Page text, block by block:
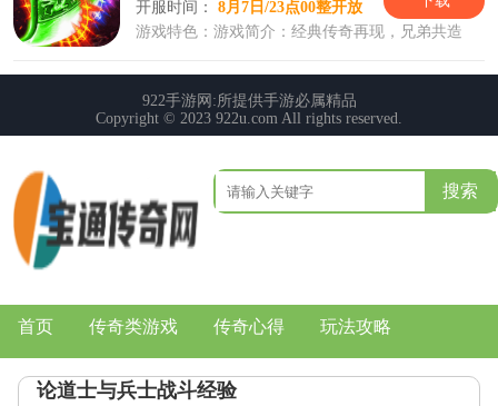
搜索
首页 传奇类游戏 传奇心得 玩法攻略
论道士与兵士战斗经验